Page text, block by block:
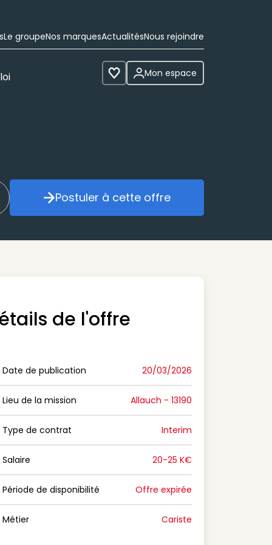
Le groupeNos marquesActualitésNous rejoindre
Voir les favoris
Mon espace
mon alerte Postuler à cette offre
Postuler à cette offre
de l'offre
Date de publication
Date de publication 20/03/2026
Lieu de la mission
Lieu de la mission Allauch - 13190
Type de contrat
Type de contrat Interim
Salaire
Salaire 20-25 K€
Période de disponibilité
Période de disponibilité Offre expirée
Métier Cariste